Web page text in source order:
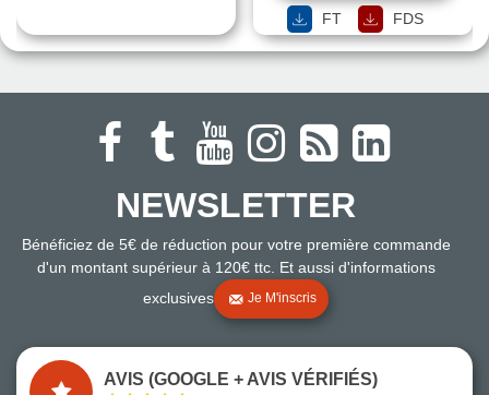
FT FDS
NEWSLETTER
Bénéficiez de 5€ de réduction pour votre première commande
d'un montant supérieur à 120€ ttc. Et aussi d'informations
exclusives
Je M'inscris
AVIS (GOOGLE + AVIS VÉRIFIÉS)